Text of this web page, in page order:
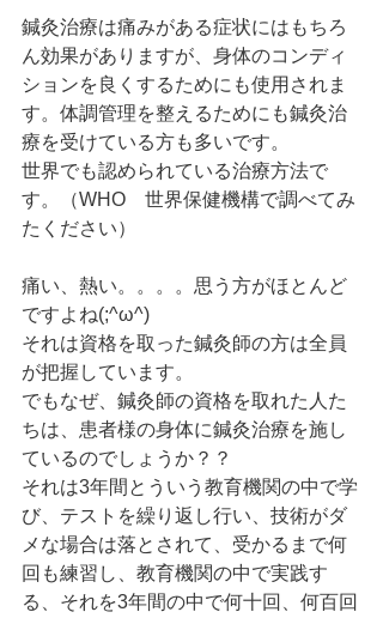
鍼灸治療は痛みがある症状にはもちろ
ん効果がありますが、身体のコンディ
ションを良くするためにも使用されま
す。体調管理を整えるためにも鍼灸治
療を受けている方も多いです。
世界でも認められている治療方法で
す。（WHO　世界保健機構で調べてみ
たください）
痛い、熱い。。。。思う方がほとんど
ですよね(;^ω^)
それは資格を取った鍼灸師の方は全員
が把握しています。
でもなぜ、鍼灸師の資格を取れた人た
ちは、患者様の身体に鍼灸治療を施し
ているのでしょうか？？
それは3年間とういう教育機関の中で学
び、テストを繰り返し行い、技術がダ
メな場合は落とされて、受かるまで何
回も練習し、教育機関の中で実践す
る、それを3年間の中で何十回、何百回